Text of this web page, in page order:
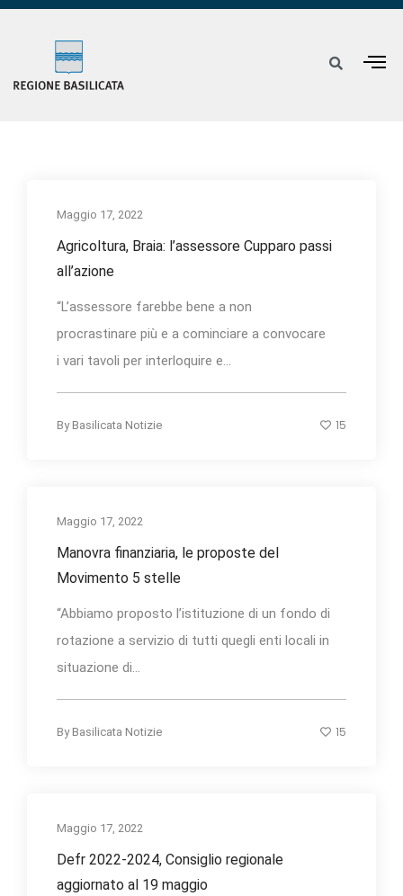
Maggio 17, 2022
Agricoltura, Braia: l’assessore Cupparo passi
all’azione
“L’assessore farebbe bene a non
procrastinare più e a cominciare a convocare
i vari tavoli per interloquire e...
By Basilicata Notizie 15
Maggio 17, 2022
Manovra finanziaria, le proposte del
Movimento 5 stelle
“Abbiamo proposto l’istituzione di un fondo di
rotazione a servizio di tutti quegli enti locali in
situazione di...
By Basilicata Notizie 15
Maggio 17, 2022
Defr 2022-2024, Consiglio regionale
aggiornato al 19 maggio